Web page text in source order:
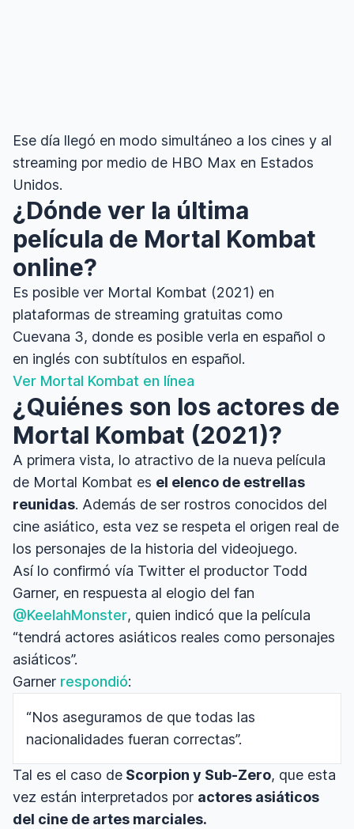
Ese día llegó en modo simultáneo a los cines y al
streaming por medio de HBO Max en Estados
Unidos.
¿Dónde ver la última
película de Mortal Kombat
online?
Es posible ver Mortal Kombat (2021) en
plataformas de streaming gratuitas como
Cuevana 3, donde es posible verla en español o
en inglés con subtítulos en español.
Ver Mortal Kombat en línea
¿Quiénes son los actores de
Mortal Kombat (2021)?
A primera vista, lo atractivo de la nueva película
de Mortal Kombat es el elenco de estrellas
reunidas. Además de ser rostros conocidos del
cine asiático, esta vez se respeta el origen real de
los personajes de la historia del videojuego.
Así lo confirmó vía Twitter el productor Todd
Garner, en respuesta al elogio del fan
@KeelahMonster, quien indicó que la película
“tendrá actores asiáticos reales como personajes
asiáticos”.
Garner respondió:
“Nos aseguramos de que todas las
nacionalidades fueran correctas”.
Tal es el caso de Scorpion y Sub-Zero, que esta
vez están interpretados por actores asiáticos
del cine de artes marciales.